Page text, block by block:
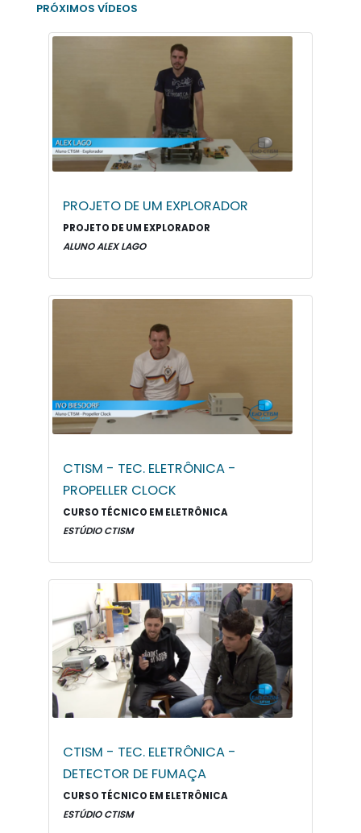
PRÓXIMOS VÍDEOS
PROJETO DE UM EXPLORADOR
PROJETO DE UM EXPLORADOR
ALUNO ALEX LAGO
CTISM - TEC. ELETRÔNICA -
PROPELLER CLOCK
CURSO TÉCNICO EM ELETRÔNICA
ESTÚDIO CTISM
CTISM - TEC. ELETRÔNICA -
DETECTOR DE FUMAÇA
CURSO TÉCNICO EM ELETRÔNICA
ESTÚDIO CTISM